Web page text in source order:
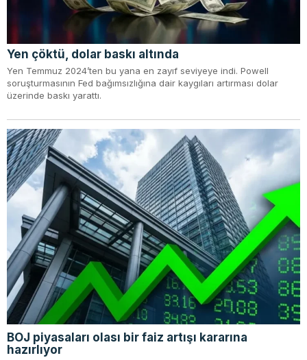
Yen çöktü, dolar baskı altında
Yen Temmuz 2024’ten bu yana en zayıf seviyeye indi. Powell
soruşturmasının Fed bağımsızlığına dair kaygıları artırması dolar
üzerinde baskı yarattı.
BOJ piyasaları olası bir faiz artışı kararına
hazırlıyor